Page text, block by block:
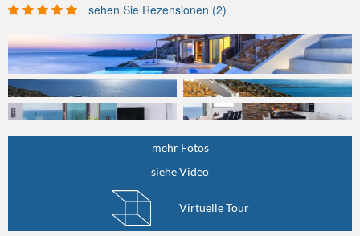
sehen Sie Rezensionen (2)
mehr Fotos
siehe Video
Virtuelle Tour